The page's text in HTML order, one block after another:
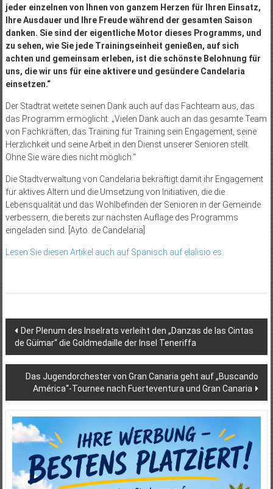
jeder einzelnen von Ihnen von ganzem Herzen für Ihren Einsatz,
Ihre Ausdauer und Ihre Freude während der gesamten Saison
danken. Sie sind der eigentliche Motor dieses Programms, und
zu sehen, wie Sie jede Trainingseinheit genießen, auf sich
achten und gemeinsam erleben, ist die schönste Belohnung für
uns, die wir uns für eine aktivere und gesündere Candelaria
einsetzen.“
Der Stadtrat weitete seinen Dank auch auf das Fachteam aus, das
das Programm ermöglicht: „Vielen Dank auch an das gesamte Team
von Fachkräften, das Training für Training sein Engagement, seine
Herzlichkeit und seine Arbeit in den Dienst unserer Senioren stellt.
Ohne Sie wäre dies nicht möglich.“
Die Stadtverwaltung von Candelaria bekräftigt damit ihr Engagement
für aktives Altern und die Umsetzung von Initiativen, die die
Lebensqualität und das Wohlbefinden der Senioren in der Gemeinde
verbessern, die bereits zur nächsten Auflage des Programms
eingeladen sind. [Ayto. de Candelaria]
Lesen Sie diesen Artikel auch auf Spanisch auf elalisio.es.
Beitragsnavigation
Der Plenum des Inselrats verleiht den „Danzas de las Cintas
de Güímar“ die Goldmedaille der Insel Teneriffa
Das Jugendorchester von Gran Canaria geht auf „Buscando
América“-Tournee nach Fuerteventura und Gran Canaria